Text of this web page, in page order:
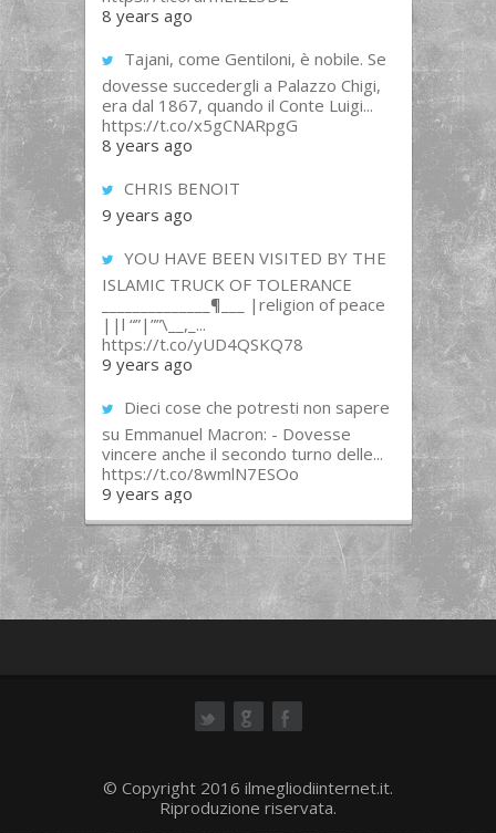
8 years ago
Tajani, come Gentiloni, è nobile. Se
dovesse succedergli a Palazzo Chigi,
era dal 1867, quando il Conte Luigi...
https://t.co/x5gCNARpgG
8 years ago
CHRIS BENOIT
9 years ago
YOU HAVE BEEN VISITED BY THE
ISLAMIC TRUCK OF TOLERANCE
______________¶___ |religion of peace
||l “”|””\__,_...
https://t.co/yUD4QSKQ78
9 years ago
Dieci cose che potresti non sapere
su Emmanuel Macron: - Dovesse
vincere anche il secondo turno delle...
https://t.co/8wmlN7ESOo
9 years ago
© Copyright 2016 ilmegliodiinternet.it.
Riproduzione riservata.